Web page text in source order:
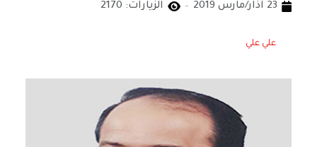
23 آذار/مارس 2019
الزيارات: 2170
علي علي